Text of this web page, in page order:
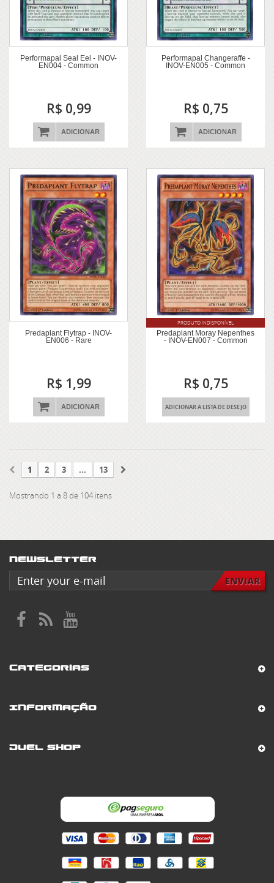
Performapal Seal Eel - INOV-
EN004 - Common
R$ 0,99
ADICIONAR
Performapal Changeraffe -
INOV-EN005 - Common
R$ 0,75
ADICIONAR
Predaplant Flytrap - INOV-
EN006 - Rare
R$ 1,99
ADICIONAR
Predaplant Moray Nepenthes
- INOV-EN007 - Common
R$ 0,75
PRODUTO INDISPONÍVEL
ADICIONAR A LISTA DE DESEJO
1 2 3 ... 13
Mostrando 1 a 8 de 104 itens
Newsletter
Categorias
Informação
Duel Shop